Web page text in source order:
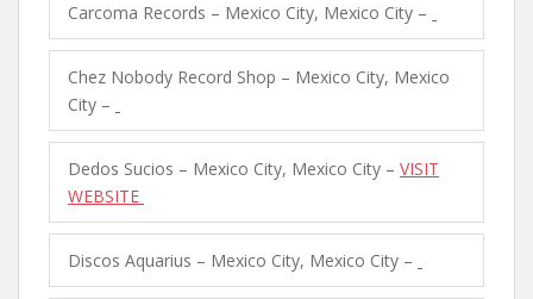
Carcoma Records – Mexico City, Mexico City –
Chez Nobody Record Shop – Mexico City, Mexico
City –
Dedos Sucios – Mexico City, Mexico City – VISIT
WEBSITE
Discos Aquarius – Mexico City, Mexico City –